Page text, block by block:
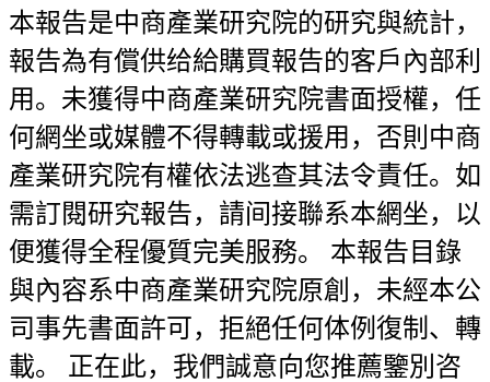
本報告是中商產業研究院的研究與統計，
報告為有償供给給購買報告的客戶內部利
用。未獲得中商產業研究院書面授權，任
何網坐或媒體不得轉載或援用，否則中商
產業研究院有權依法逃查其法令責任。如
需訂閱研究報告，請间接聯系本網坐，以
便獲得全程優質完美服務。 本報告目錄
與內容系中商產業研究院原創，未經本公
司事先書面許可，拒絕任何体例復制、轉
載。 正在此，我們誠意向您推薦鑒別咨